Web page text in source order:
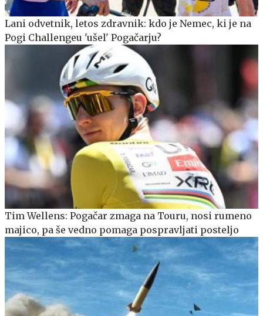
Lani odvetnik, letos zdravnik: kdo je Nemec, ki je na
Pogi Challengeu 'ušel' Pogačarju?
Tim Wellens: Pogačar zmaga na Touru, nosi rumeno
majico, pa še vedno pomaga pospravljati posteljo